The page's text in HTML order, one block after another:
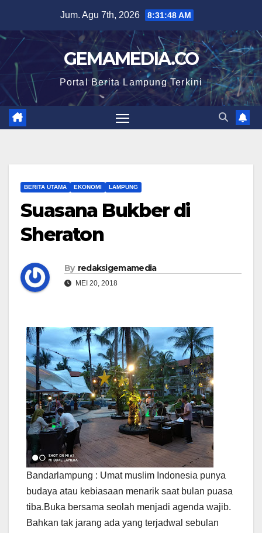
content
Jum. Agu 7th, 2026 8:31:49 AM
GEMAMEDIA.CO
Portal Berita Lampung Terkini
BERITA UTAMA EKONOMI LAMPUNG
Suasana Bukber di
Sheraton
By redaksigemamedia
MEI 20, 2018
Bandarlampung : Umat muslim Indonesia punya
budaya atau kebiasaan menarik saat bulan puasa
tiba.Buka bersama seolah menjadi agenda wajib.
Bahkan tak jarang ada yang terjadwal sebulan